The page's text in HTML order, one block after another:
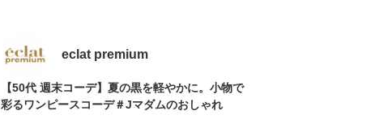
eclat premium
【50代 週末コーデ】夏の黒を軽やかに。小物で
彩るワンピースコーデ＃Jマダムのおしゃれ